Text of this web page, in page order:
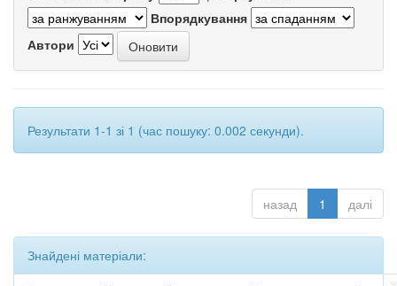
Впорядкування
Автори
Результати 1-1 зі 1 (час пошуку: 0.002 секунди).
назад 1 далі
Знайдені матеріали: